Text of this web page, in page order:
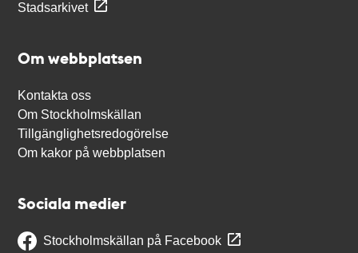
Stadsarkivet
Om webbplatsen
Kontakta oss
Om Stockholmskällan
Tillgänglighetsredogörelse
Om kakor på webbplatsen
Sociala medier
Stockholmskällan på Facebook